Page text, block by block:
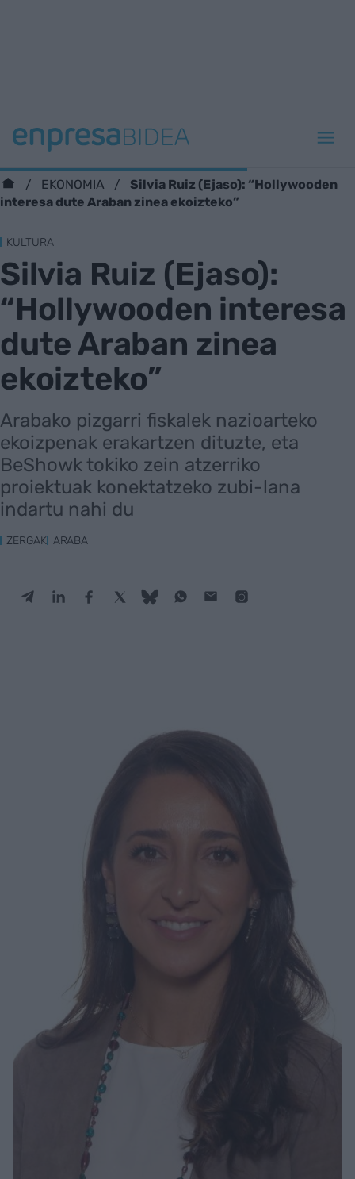
EKONOMIA
Silvia Ruiz (Ejaso): “Hollywooden
interesa dute Araban zinea ekoizteko”
KULTURA
Silvia Ruiz (Ejaso):
“Hollywooden interesa
dute Araban zinea
ekoizteko”
Arabako pizgarri fiskalek nazioarteko
ekoizpenak erakartzen dituzte, eta
BeShowk tokiko zein atzerriko
proiektuak konektatzeko zubi-lana
indartu nahi du
ZERGAK ARABA